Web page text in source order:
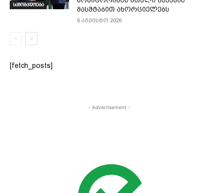
საზოგადოება
მასშტაბით ახორციელებს
6 აგვისტო 2026
[fetch_posts]
- Advertisement -